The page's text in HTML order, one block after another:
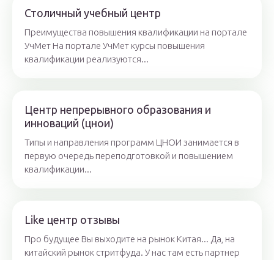
Столичный учебный центр
Преимущества повышения квалификации на портале
УчМет На портале УчМет курсы повышения
квалификации реализуются...
Центр непрерывного образования и
инноваций (цнои)
Типы и направления программ ЦНОИ занимается в
первую очередь переподготовкой и повышением
квалификации...
Like центр отзывы
Про будущее Вы выходите на рынок Китая... Да, на
китайский рынок стритфуда. У нас там есть партнер